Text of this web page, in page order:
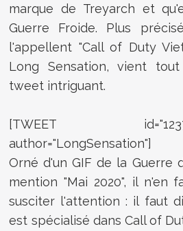
marque de Treyarch et
Guerre Froide. Plus
l'appellent "Call of Duty
Long Sensation, vient
tweet intriguant.
[TWEET
author="LongSensation"]
Orné d'un GIF de la Guerre
mention "Mai 2020", il n'en
susciter l'attention : il faut
est spécialisé dans Call of